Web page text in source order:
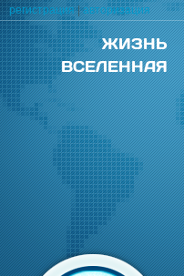
ЖИЗНЬ
ВСЕЛЕННАЯ
регистрация|авторизация